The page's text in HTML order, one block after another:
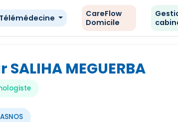
Télémédecine
CareFlow
Domicile
MEGUERBA